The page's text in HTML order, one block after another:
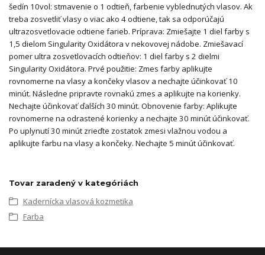
šedín 10vol: stmavenie o 1 odtieň, farbenie vyblednutých vlasov. Ak
treba zosvetliť vlasy o viac ako 4 odtiene, tak sa odporúčajú
ultrazosvetlovacie odtiene farieb. Príprava: Zmiešajte 1 diel farby s
1,5 dielom Singularity Oxidátora v nekovovej nádobe. Zmiešavací
pomer ultra zosvetlovacích odtieňov: 1 diel farby s 2 dielmi
Singularity Oxidátora. Prvé použitie: Zmes farby aplikujte
rovnomerne na vlasy a končeky vlasov a nechajte účinkovať 10
minút. Následne pripravte rovnakú zmes a aplikujte na korienky.
Nechajte účinkovať ďalších 30 minút. Obnovenie farby: Aplikujte
rovnomerne na odrastené korienky a nechajte 30 minút účinkovať.
Po uplynutí 30 minút zrieďte zostatok zmesi vlažnou vodou a
aplikujte farbu na vlasy a končeky. Nechajte 5 minút účinkovať.
Tovar zaradený v kategóriách
Kadernícka vlasová kozmetika
Farba